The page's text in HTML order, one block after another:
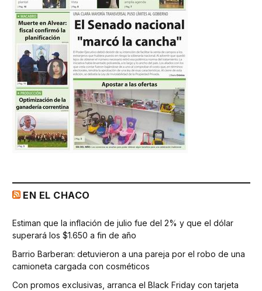
EN EL CHACO
Estiman que la inflación de julio fue del 2% y que el dólar
superará los $1.650 a fin de año
Barrio Barberan: detuvieron a una pareja por el robo de una
camioneta cargada con cosméticos
Con promos exclusivas, arranca el Black Friday con tarjeta